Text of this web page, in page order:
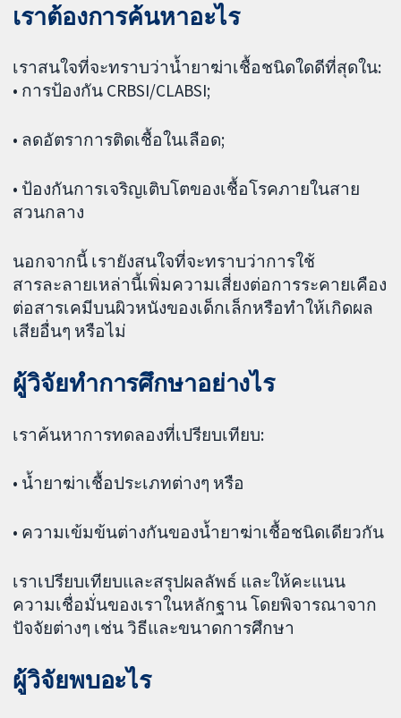
เราต้องการค้นหาอะไร
เราสนใจที่จะทราบว่าน้ำยาฆ่าเชื้อชนิดใดดีที่สุดใน:
• การป้องกัน CRBSI/CLABSI;
• ลดอัตราการติดเชื้อในเลือด;
• ป้องกันการเจริญเติบโตของเชื้อโรคภายในสาย
สวนกลาง
นอกจากนี้ เรายังสนใจที่จะทราบว่าการใช้
สารละลายเหล่านี้เพิ่มความเสี่ยงต่อการระคายเคือง
ต่อสารเคมีบนผิวหนังของเด็กเล็กหรือทำให้เกิดผล
เสียอื่นๆ หรือไม่
ผู้วิจัยทำการศึกษาอย่างไร
เราค้นหาการทดลองที่เปรียบเทียบ:
• น้ำยาฆ่าเชื้อประเภทต่างๆ หรือ
• ความเข้มข้นต่างกันของน้ำยาฆ่าเชื้อชนิดเดียวกัน
เราเปรียบเทียบและสรุปผลลัพธ์ และให้คะแนน
ความเชื่อมั่นของเราในหลักฐาน โดยพิจารณาจาก
ปัจจัยต่างๆ เช่น วิธีและขนาดการศึกษา
ผู้วิจัยพบอะไร